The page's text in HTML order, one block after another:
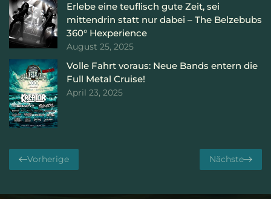
Erlebe eine teuflisch gute Zeit, sei
mittendrin statt nur dabei – The Belzebubs
360° Hexperience
August 25, 2025
Volle Fahrt voraus: Neue Bands entern die
Full Metal Cruise!
April 23, 2025
Vorherige Nächste